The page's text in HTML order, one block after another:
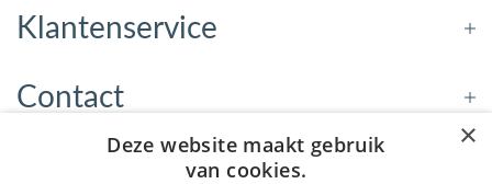
Klantenservice
Contact
Openingstijden
×
Deze website maakt gebruik
van cookies.